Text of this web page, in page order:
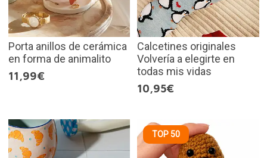
Porta anillos de cerámica
en forma de animalito
11,99€
Calcetines originales
Volvería a elegirte en
todas mis vidas
10,95€
TOP 50